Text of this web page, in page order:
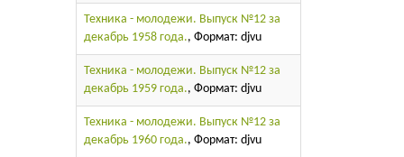
Техника - молодежи. Выпуск №12 за
декабрь 1958 года., Формат: djvu
Техника - молодежи. Выпуск №12 за
декабрь 1959 года., Формат: djvu
Техника - молодежи. Выпуск №12 за
декабрь 1960 года., Формат: djvu